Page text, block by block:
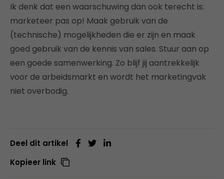
Ik denk dat een waarschuwing dan ook terecht is:
marketeer pas op! Maak gebruik van de
(technische) mogelijkheden die er zijn en maak
goed gebruik van de kennis van sales. Stuur aan op
een goede samenwerking. Zo blijf jij aantrekkelijk
voor de arbeidsmarkt en wordt het marketingvak
niet overbodig.
Deel dit artikel
Kopieer link